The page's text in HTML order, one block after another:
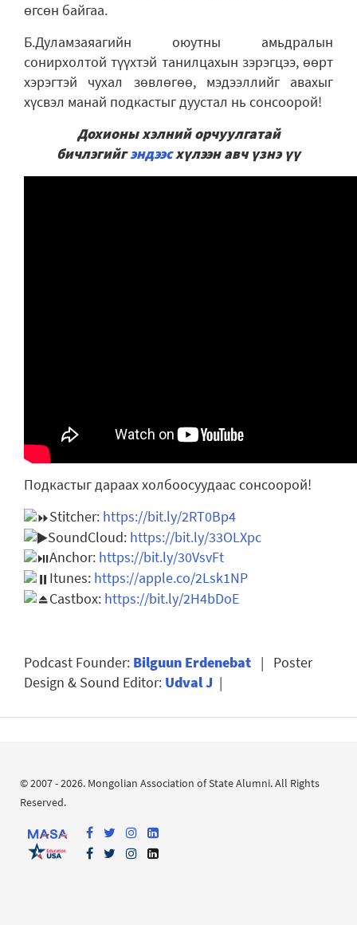
өгсөн байгаа.
Б.Дуламзаяагийн оюутны амьдралын
сонирхолтой түүхтэй танилцахын зэрэгцээ, өөрт
хэрэгтэй чухал зөвлөгөө, мэдээллийг авахыг
хүсвэл манай подкастыг дуустал нь сонсоорой!
Дохионы хэлний орчуулгатай
бичлэгийгэндээсхүлээн авч үзнэ үү
Подкастыг дараах холбоосуудаас сонсоорой!
Stitcher: https://bit.ly/2RT0Bp4
SoundCloud: https://bit.ly/33OLXpc
Anchor: https://bit.ly/30VsvFt
Itunes: https://apple.co/2Lsk1NP
Castbox: https://bit.ly/2H4bDoE
Podcast Founder: Bilguun Erdenebat | Poster
Design & Sound Editor: Udval J |
© 2007 - 2026. Mongolian Association of State Alumni. All Rights
Reserved.